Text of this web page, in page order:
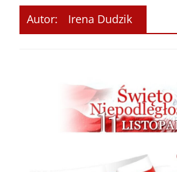
Autor: Irena Dudzik